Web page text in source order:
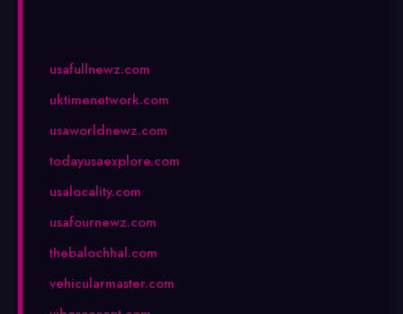
usafullnewz.com
uktimenetwork.com
usaworldnewz.com
todayusaexplore.com
usalocality.com
usafournewz.com
thebalochhal.com
vehicularmaster.com